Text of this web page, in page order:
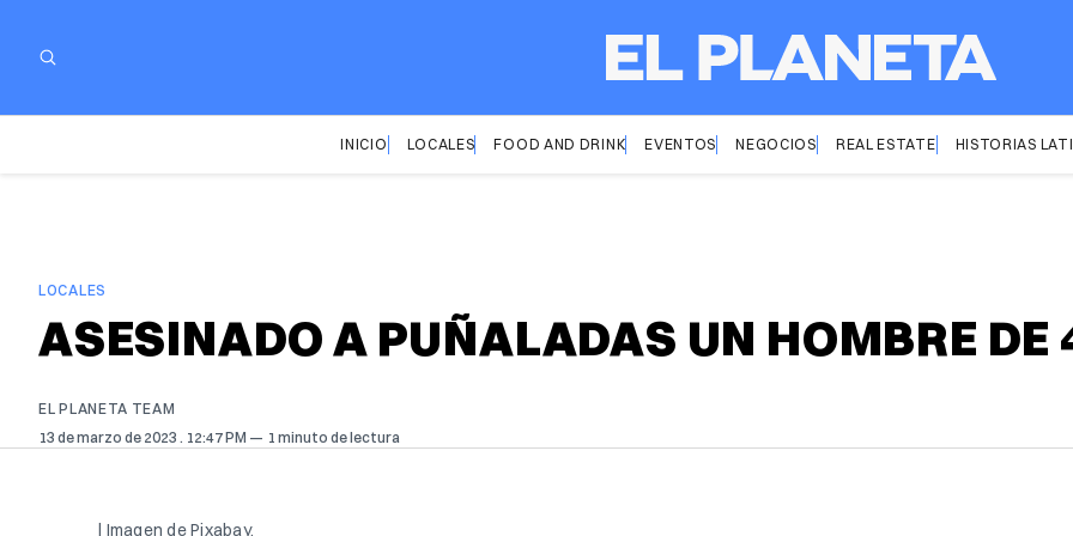
INICIO LOCALES FOOD AND DRINK EVENTOS NEGOCIOS REAL ESTATE HISTORIAS
LOCALES
ASESINADO A PUÑALADAS UN HOMBRE DE
EL PLANETA TEAM
13 de marzo de 2023 . 12:47 PM 1 minuto de lectura
| Imagen de Pixabay.